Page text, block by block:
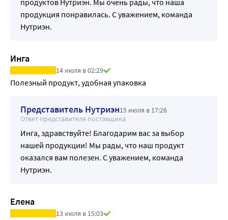
который легко усваивается и обладает высокой
биологической ценностью и биодоступностью.
Низкий уровень сахаров обеспечивает низкий
сахара в крови.
Оптимальное соотношение ПНЖК (Омега 6, Омега 3
жирные кислоты), витаминно-минеральный комплекс
иммуномодулирующий эффект.
Хорошая органолептика (не приторные, низкая вязкость)
способствует высокой приверженности к диетотерапии.
Не содержит исскуственных красителей и
продукция понравилась. С уважением, команда
Нутриэн.
Инга
14 июля в 02:29
Полезный продукт, удобная упаковка
Представитель Нутриэн15 июля в 17:26
Ответ представителя поставщика
Инга, здравствуйте! Благодарим вас за выбор
нашей продукции! Мы рады, что наш продукт
оказался вам полезен. С уважением, команда
Нутриэн.
Елена
13 июля в 15:03